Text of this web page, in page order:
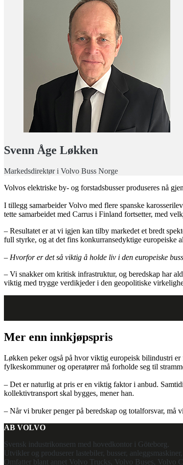
Svenn Åge Løkken
Markedsdirektør i Volvo Buss Norge
Volvos elektriske by- og forstadsbusser produseres nå
I tillegg samarbeider Volvo med flere spanske
tette samarbeidet med Carrus i Finland fortsetter, med
– Resultatet er at vi igjen kan tilby markedet et bredt
full styrke, og at det fins konkurransedyktige europeiske
– Hvorfor er det så viktig å holde liv i den europeiske
– Vi snakker om kritisk infrastruktur, og beredskap har
viktig med trygge verdikjeder i den geopolitiske
Mer enn innkjøpspris
Løkken peker også på hvor viktig europeisk bilindustri er
fylkeskommuner og operatører må forholde seg til
– Det er naturlig at pris er en viktig faktor i anbud.
kollektivtransport skal bygges, mener han.
– Når vi bruker penger på beredskap og totalforsvar, må
AB VOLVO
Svensk industrikonsern med hovedkontor i Göteborg.
Utvikler og produserer lastebiler, busser,
Omfatter blant annet Volvo Trucks, Volvo Buses, Volvo